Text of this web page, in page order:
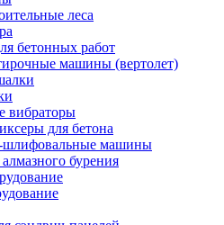
леса
бетонных работ
машины (вертолет)
вибраторы
для бетона
шлифовальные машины
бурения